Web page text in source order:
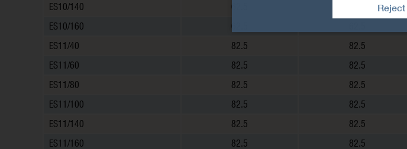
ES10/140
ES10/160
ES11/40
82.5 82.5
ES11/60
82.5 82.5
ES11/80
82.5 82.5
ES11/100
82.5 82.5
ES11/140
82.5 82.5
ES11/160
82.5 82.5
Reject